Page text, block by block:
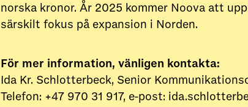
norska kronor. År 2025 kommer Noova att
särskilt fokus på expansion i Norden.
För mer information, vänligen kontakta:
Ida Kr. Schlotterbeck, Senior
Telefon: +47 970 31 917, e-post: